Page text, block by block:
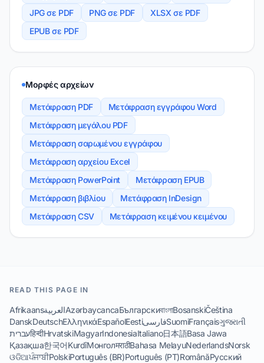
JPG σε PDF
PNG σε PDF
XLSX σε PDF
EPUB σε PDF
Μορφές αρχείων
Μετάφραση PDF
Μετάφραση εγγράφου Word
Μετάφραση μεγάλου PDF
Μετάφραση σαρωμένου εγγράφου
Μετάφραση αρχείου Excel
Μετάφραση PowerPoint
Μετάφραση EPUB
Μετάφραση βιβλίου
Μετάφραση InDesign
Μετάφραση CSV
Μετάφραση κειμένου κειμένου
READ THIS PAGE IN
AfrikaansالعربيةAzərbaycancaБългарскиবাংলাBosanskiČeština
DanskDeutschΕλληνικάEspañolEestiفارسیSuomiFrançaisગુજરાતી
עבריתहिन्दीHrvatskiMagyarIndonesiaItaliano日本語Basa Jawa
Қазақша한국어KurdîМонголमराठीBahasa MelayuNederlandsNorsk
ଓଡିଆਪੰਜਾਬੀPolskiPortuguês (BR)Português (PT)RomânăРусский